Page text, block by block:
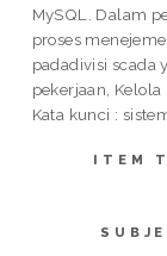
MySQL. Dalam
proses
padadivisi scada
pekerjaan, Kelola
Kata kunci :
ITEM